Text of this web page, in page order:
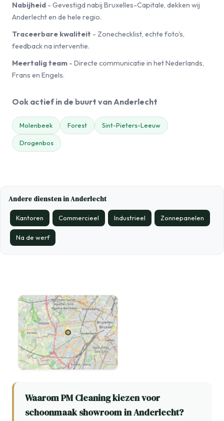
Nabijheid - Gevestigd nabij Bruxelles-Capitale, dekken wij
Anderlecht en de hele regio.
Traceerbare kwaliteit - Zonechecklist, echte foto's,
feedback na interventie.
Meertalig team - Directe communicatie in het Nederlands,
Frans en Engels.
Ook actief in de buurt van Anderlecht
Molenbeek Forest Sint-Pieters-Leeuw
Drogenbos
Andere diensten in Anderlecht
Kantoren Commercieel Industrieel Zonnepanelen
Na de werf
Waarom PM Cleaning kiezen voor
schoonmaak showroom in Anderlecht?